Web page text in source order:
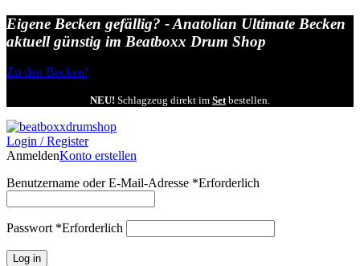
Eigene Becken gefällig? - Anatolian Ultimate Becken
aktuell günstig im Beatboxx Drum Shop
Zu den Becken!
NEU! Schlagzeug direkt im Setbestellen.
Login / Register
AnmeldenKonto erstellen
Benutzername oder E-Mail-Adresse *Erforderlich
Passwort *Erforderlich
Log in